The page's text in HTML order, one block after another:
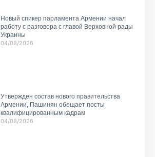
Новый спикер парламента Армении начал
работу с разговора с главой Верховной рады
Украины
04/08/2026
Утвержден состав нового правительства
Армении, Пашинян обещает посты
квалифицированным кадрам
04/08/2026